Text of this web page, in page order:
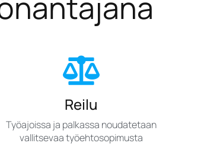
Reilu
Työajoissa ja palkassa noudatetaan
vallitsevaa työehtosopimusta